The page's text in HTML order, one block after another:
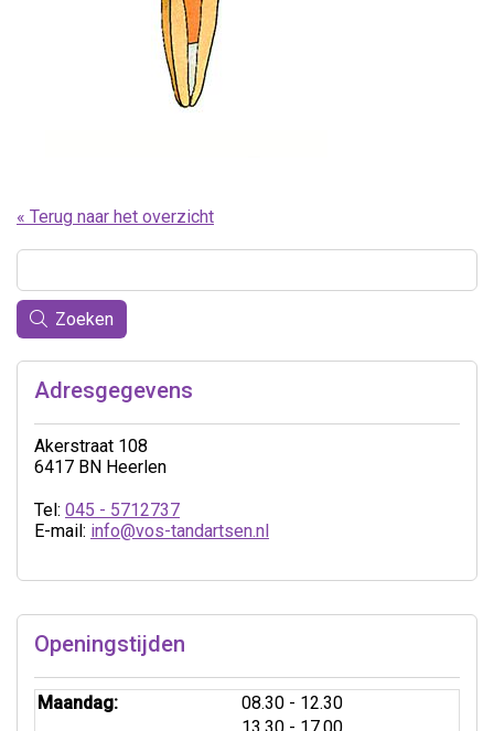
« Terug naar het overzicht
Zoeken
Adresgegevens
Akerstraat 108
6417 BN Heerlen
Tel: 045 - 5712737
E-mail: info@vos-tandartsen.nl
Openingstijden
Maandag: 08.30 tot
- 12.30
tot